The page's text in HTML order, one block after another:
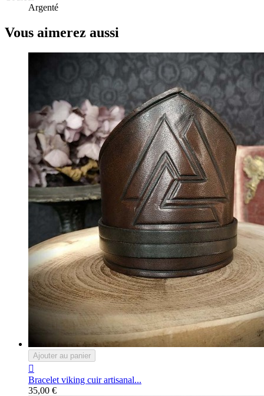
Argenté
Vous aimerez aussi
Ajouter au panier

Bracelet viking cuir artisanal...
35,00 €